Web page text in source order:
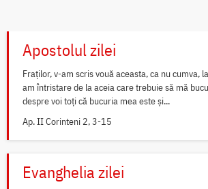
Apostolul zilei
Fraților, v-am scris vouă aceasta, ca nu cumva,
am întristare de la aceia care trebuie să mă
despre voi toți că bucuria mea este și...
Ap. II Corinteni 2, 3-15
Evanghelia zilei